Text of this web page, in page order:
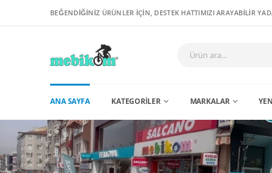
BEĞENDİĞİNİZ ÜRÜNLER İÇİN, DESTEK HATTIMIZI ARAYABİLİR
ANA SAYFA KATEGORILER MARKALAR